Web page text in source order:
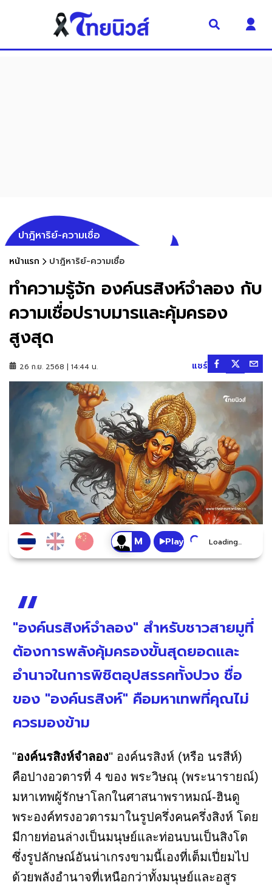
ปาฎิหาริย์-ความเชื่อ
หน้าแรก ปาฎิหาริย์-ความเชื่อ
ทำความรู้จัก องค์นรสิงห์จำลอง กับ
ความเชื่อปราบมารและคุ้มครอง
สูงสุด
26 ก.ย. 2568 | 14:44 น. แชร์
Play Loading...
"องค์นรสิงห์จำลอง" สำหรับชาวสายมูที่
ต้องการพลังคุ้มครองขั้นสุดยอดและ
อำนาจในการพิชิตอุปสรรคทั้งปวง ชื่อ
ของ "องค์นรสิงห์" คือมหาเทพที่คุณไม่
ควรมองข้าม
"องค์นรสิงห์จำลอง" องค์นรสิงห์ (หรือ นรสีห์)
คือปางอวตารที่ 4 ของ พระวิษณุ (พระนารายณ์)
มหาเทพผู้รักษาโลกในศาสนาพราหมณ์-ฮินดู
พระองค์ทรงอวตารมาในรูปครึ่งคนครึ่งสิงห์ โดย
มีกายท่อนล่างเป็นมนุษย์และท่อนบนเป็นสิงโต
ซึ่งรูปลักษณ์อันน่าเกรงขามนี้เองที่เต็มเปี่ยมไป
ด้วยพลังอำนาจที่เหนือกว่าทั้งมนุษย์และอสูร